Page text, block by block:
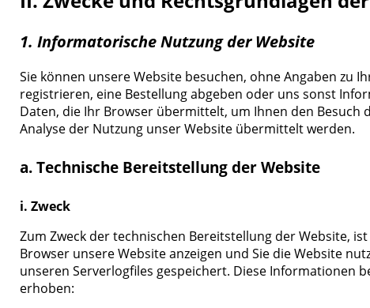
1. Informatorische Nutzung der Website
Sie können unsere Website besuchen, ohne Angaben zu
registrieren, eine Bestellung abgeben oder uns sonst
Daten, die Ihr Browser übermittelt, um Ihnen den Besuch
Analyse der Nutzung unser Website übermittelt werden.
a. Technische Bereitstellung der Website
i. Zweck
Zum Zweck der technischen Bereitstellung der Website,
Browser unsere Website anzeigen und Sie die Website
unseren Serverlogfiles gespeichert. Diese Informationen
erhoben: